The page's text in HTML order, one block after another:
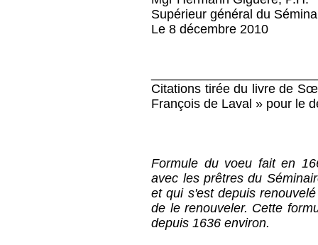
Supérieur général du
Le 8 décembre 2010
Citations tirée du livre de
François de Laval » pour le
Formule du voeu fait en
avec les prêtres du
et qui s'est depuis
de le renouveler. Cette
depuis 1636 environ.